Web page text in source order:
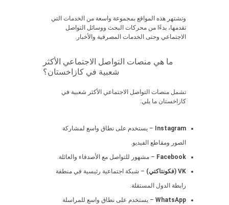
وتشتهر هذه المواقع بمجموعة واسعة من الخدمات التي
تقدمها، بدءًا من محركات البحث ووسائل التواصل
الاجتماعي وحتى الخدمات المصرفية والأخبار.
ما هي منصات التواصل الاجتماعي الأكثر
شعبية في كازاخستان؟
تشمل منصات التواصل الاجتماعي الأكثر شعبية في
كازاخستان ما يلي:
Instagram
– يستخدم على نطاق واسع لمشاركة
الصور ومقاطع الفيديو.
Facebook – مشهور للتواصل مع الأصدقاء والعائلة.
VK (فكونتاكتي)
– شبكة اجتماعية رئيسية في منطقة
رابطة الدول المستقلة.
WhatsApp – يستخدم على نطاق واسع للمراسلة